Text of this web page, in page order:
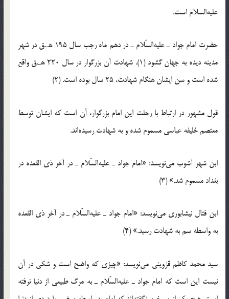
علیه‌السلام است.
حضرت امام جواد ـ علیه‌السّلام ـ در دهم ماه رجب سال 195 هـ.ق در شهر
مدینه دیده به جهان گشود (1). شهادت آن بزرگوار در سال 220 هـ.ق واقع
شده است و سن ایشان هنگام شهادت، 25 سال بوده است. (2)
قول مشهور در ارتباط با رحلت این امام بزرگوار، آن است که ایشان توسط
معتصم خلیفه عباسی مسموم شده و به شهادت رسیده‌اند.
ابن شهر آشوب می‌نویسد: «امام جواد ـ علیه‌السّلام ـ در آخر ذی القعده در
بغداد مسموم شد.» (3)
ابن فتال نیشابوری می‌نویسد: «امام جواد ـ علیه‌السّلام ـ در آخر ذی القعده
به واسطه سم به شهادت رسید.» (4)
سید محمد کاظم قزوینی می‌نویسد: «چیزی که واضح است و شکی در آن
نیست این است که امام جواد ـ علیه‌السّلام ـ به مرگ طبیعی از دنیا نرفته